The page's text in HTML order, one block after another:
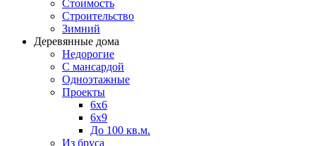
Стоимость
Строительство
Зимний
Деревянные дома
Недорогие
С мансардой
Одноэтажные
Проекты
6х6
6х9
До 100 кв.м.
Из бруса